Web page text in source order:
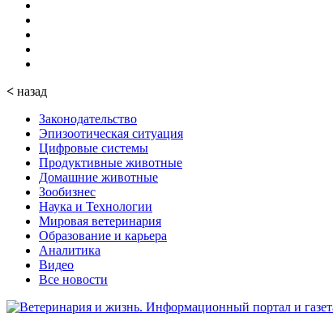
< назад
Законодательство
Эпизоотическая ситуация
Цифровые системы
Продуктивные животные
Домашние животные
Зообизнес
Наука и Технологии
Мировая ветеринария
Образование и карьера
Аналитика
Видео
Все новости